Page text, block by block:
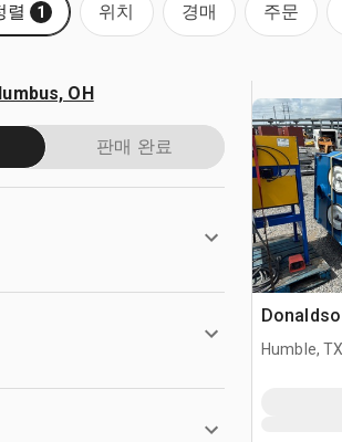
렬 1 위치 경매 주문
OH
판매 완료
Humble,